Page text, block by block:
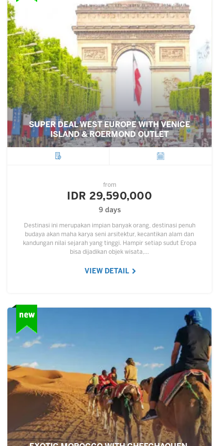
SUPER DEAL WEST EUROPE WITH VENICE
ISLAND & ROERMOND OUTLET
from
IDR 29,590,000
9 days
Destinasi ini merupakan impian banyak orang, destinasi penuh
budaya akan maha karya seni arsitektur, kecantikan alam dan
kandungan nilai sejarah yang tinggi. Hampir setiap sudut Eropa
bisa dijadikan objek wisata,…
VIEW DETAIL